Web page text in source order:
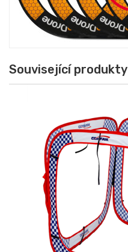
Související produkty